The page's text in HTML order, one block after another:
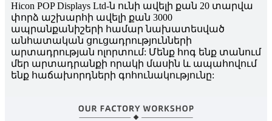
Hicon POP Displays Ltd-ն ունի ավելի քան 20 տարվա
փորձ աշխարհի ավելի քան 3000
ապրանքանիշերի համար նախատեսված
անհատական ​​ցուցադրությունների
արտադրության ոլորտում: Մենք հոգ ենք տանում
մեր արտադրանքի որակի մասին և ապահովում
ենք հաճախորդների գոհունակությունը: